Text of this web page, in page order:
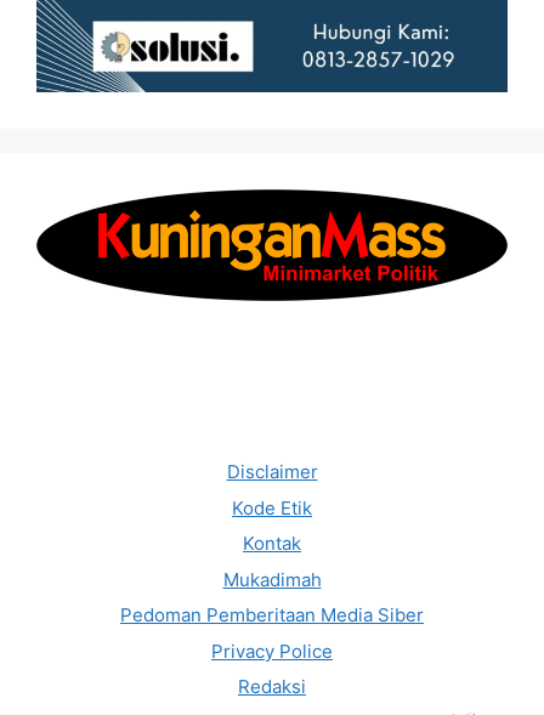
Disclaimer
Kode Etik
Kontak
Mukadimah
Pedoman Pemberitaan Media Siber
Privacy Police
Redaksi